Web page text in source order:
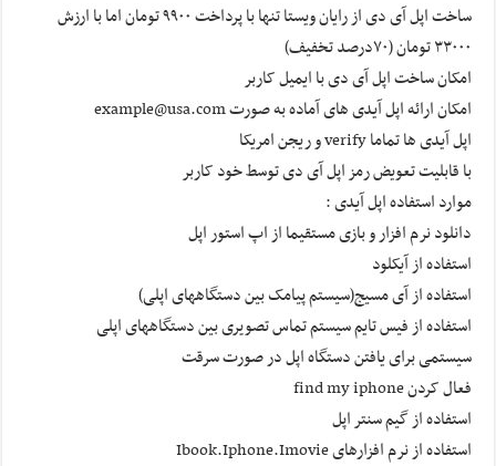
ساخت اپل آی دی از رایان ویستا تنها با پرداخت ۹۹۰۰ تومان اما با ارزش
۳۳۰۰۰ تومان (۷۰درصد تخفیف)
امکان ساخت اپل آی دی با ایمیل کاربر
امکان ارائه اپل آیدی های آماده به صورت example@usa.com
اپل آیدی ها تماما verify و ریجن امریکا
با قابلیت تعویض رمز اپل آی دی توسط خود کاربر
موارد استفاده اپل آیدی :
دانلود نرم افزار و بازی مستقیما از اپ استور اپل
استفاده از آیکلود
استفاده از آی مسیج(سیستم پیامک بین دستگاههای اپلی)
استفاده از فیس تایم سیستم تماس تصویری بین دستگاههای اپلی
سیستمی برای یافتن دستگاه اپل در صورت سرقت
فعال کردن find my iphone
استفاده از گیم سنتر اپل
استفاده از نرم افزارهای Ibook.Iphone.Imovie